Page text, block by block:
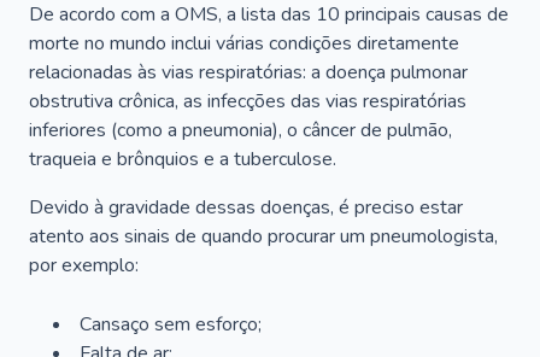
De acordo com a OMS, a lista das 10 principais causas de
morte no mundo inclui várias condições diretamente
relacionadas às vias respiratórias: a doença pulmonar
obstrutiva crônica, as infecções das vias respiratórias
inferiores (como a pneumonia), o câncer de pulmão,
traqueia e brônquios e a tuberculose.
Devido à gravidade dessas doenças, é preciso estar
atento aos sinais de quando procurar um pneumologista,
por exemplo:
Cansaço sem esforço;